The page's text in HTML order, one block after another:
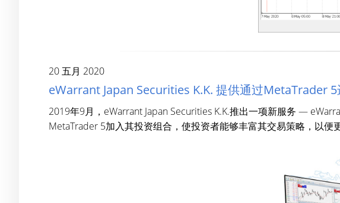
20 五月 2020
eWarrant Japan Securities K.K. 提供通过MetaTrader
2019年9月，eWarrant Japan Securities K.K.推出一项新服务 —
MetaTrader 5加入其投资组合，使投资者能够丰富其交易策略，以便